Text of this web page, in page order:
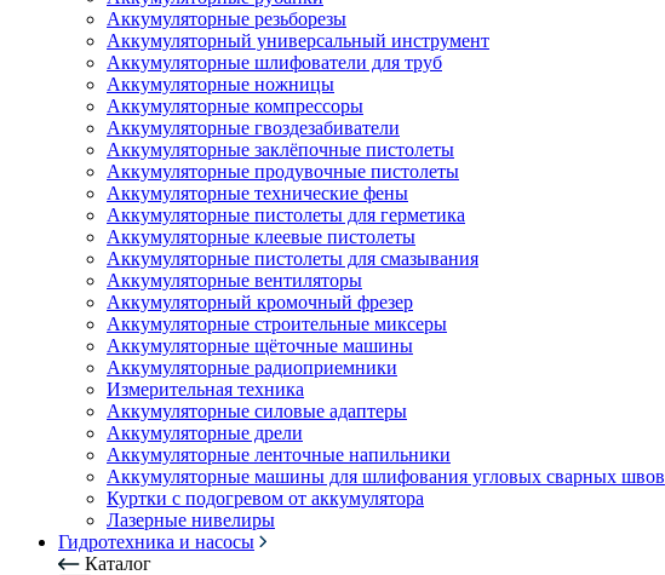
Аккумуляторные резьборезы
Аккумуляторный универсальный инструмент
Аккумуляторные шлифователи для труб
Аккумуляторные ножницы
Аккумуляторные компрессоры
Аккумуляторные гвоздезабиватели
Аккумуляторные заклёпочные пистолеты
Аккумуляторные продувочные пистолеты
Аккумуляторные технические фены
Аккумуляторные пистолеты для герметика
Аккумуляторные клеевые пистолеты
Аккумуляторные пистолеты для смазывания
Аккумуляторные вентиляторы
Аккумуляторный кромочный фрезер
Аккумуляторные строительные миксеры
Аккумуляторные щёточные машины
Аккумуляторные радиоприемники
Измерительная техника
Аккумуляторные силовые адаптеры
Аккумуляторные дрели
Аккумуляторные ленточные напильники
Аккумуляторные машины для шлифования угловых сварных швов
Куртки с подогревом от аккумулятора
Лазерные нивелиры
Гидротехника и насосы
Каталог